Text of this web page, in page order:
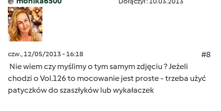
czw., 12/05/2013 - 16:18
#8
Nie wiem czy myślimy o tym samym zdjęciu ? Jeżeli
chodzi o Vol.126 to mocowanie jest proste - trzeba użyć
patyczków do szaszłyków lub wykałaczek